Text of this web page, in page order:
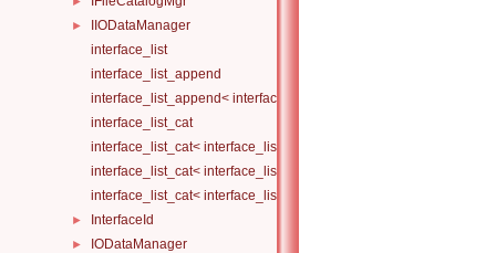
►
IIODataManager
interface_list
interface_list_append
interface_list_append< interface_list< Is... >, I >
interface_list_cat
interface_list_cat< interface_list< I... > >
interface_list_cat< interface_list< I1... >, interface_list< I2... > >
interface_list_cat< interface_list< I1... >, interface_list< I2... >,
► InterfaceId
► IODataManager